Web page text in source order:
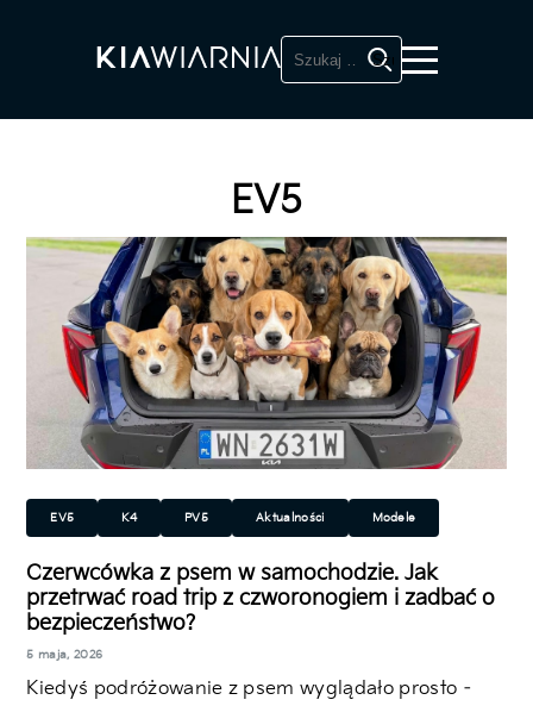
Szukaj:
EV5
EV5 K4 PV5 Aktualności Modele
Sorento Rodzinny SUV/Crossover Hatchback
Kombi
Czerwcówka z psem w samochodzie. Jak
przetrwać road trip z czworonogiem i zadbać o
bezpieczeństwo?
5 maja, 2026
Kiedyś podróżowanie z psem wyglądało prosto –